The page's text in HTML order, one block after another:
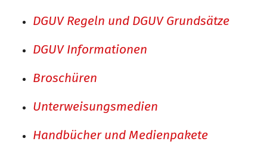
DGUV Regeln und DGUV Grundsätze
DGUV Informationen
Broschüren
Unterweisungsmedien
Handbücher und Medienpakete